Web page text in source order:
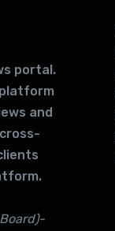
portal.
platform
and